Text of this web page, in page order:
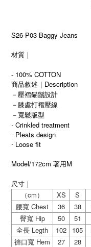
S26-P03 Baggy Jeans
材質｜
- 100% COTTON
商品敘述｜Description
－壓褶貓鬚設計
－膝處打褶壓線
－寬鬆版型
· Crinkled treatment
· Pleats design
· Loose fit
Model/172cm 著用 M
尺寸｜
（cm ） XS S
腰寬 Chest 36 38
臀寬Hip 50 51
全長 Legth 102 105
褲口寬 Hem 27 28